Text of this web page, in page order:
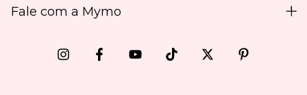
Fale com a Mymo